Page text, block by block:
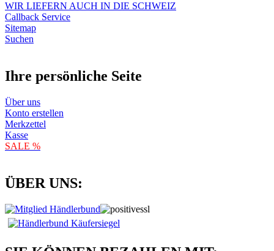
WIR LIEFERN AUCH IN DIE SCHWEIZ
Callback Service
Sitemap
Suchen
Ihre persönliche Seite
Über uns
Konto erstellen
Merkzettel
Kasse
SALE %
ÜBER UNS: